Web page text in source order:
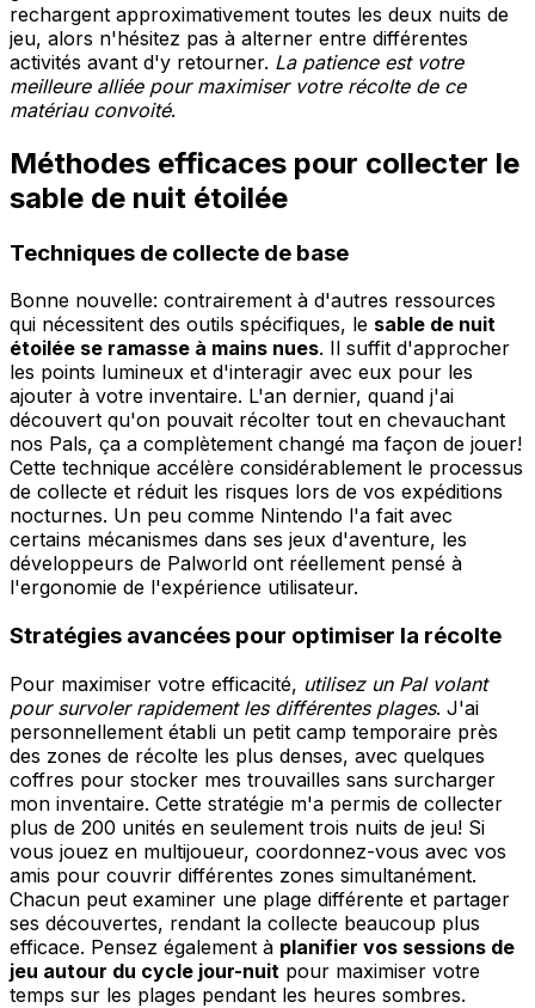
rechargent approximativement toutes les deux nuits de
jeu, alors n'hésitez pas à alterner entre différentes
activités avant d'y retourner. La patience est votre
meilleure alliée pour maximiser votre récolte de ce
matériau convoité.
Méthodes efficaces pour collecter le
sable de nuit étoilée
Techniques de collecte de base
Bonne nouvelle: contrairement à d'autres ressources
qui nécessitent des outils spécifiques, le sable de nuit
étoilée se ramasse à mains nues. Il suffit d'approcher
les points lumineux et d'interagir avec eux pour les
ajouter à votre inventaire. L'an dernier, quand j'ai
découvert qu'on pouvait récolter tout en chevauchant
nos Pals, ça a complètement changé ma façon de jouer!
Cette technique accélère considérablement le processus
de collecte et réduit les risques lors de vos expéditions
nocturnes. Un peu comme Nintendo l'a fait avec
certains mécanismes dans ses jeux d'aventure, les
développeurs de Palworld ont réellement pensé à
l'ergonomie de l'expérience utilisateur.
Stratégies avancées pour optimiser la récolte
Pour maximiser votre efficacité, utilisez un Pal volant
pour survoler rapidement les différentes plages. J'ai
personnellement établi un petit camp temporaire près
des zones de récolte les plus denses, avec quelques
coffres pour stocker mes trouvailles sans surcharger
mon inventaire. Cette stratégie m'a permis de collecter
plus de 200 unités en seulement trois nuits de jeu! Si
vous jouez en multijoueur, coordonnez-vous avec vos
amis pour couvrir différentes zones simultanément.
Chacun peut examiner une plage différente et partager
ses découvertes, rendant la collecte beaucoup plus
efficace. Pensez également à planifier vos sessions de
jeu autour du cycle jour-nuit pour maximiser votre
temps sur les plages pendant les heures sombres.